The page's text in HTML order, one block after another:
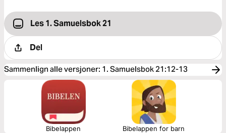
Les 1. Samuelsbok 21
Del
Sammenlign alle versjoner: 1. Samuelsbok 21:12-13
Bibelappen Bibelappen for barn